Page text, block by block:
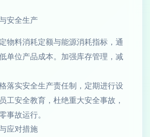
安全生产
物料消耗定额与能源消耗指标，通
单位产品成本。加强库存管理，减
落实安全生产责任制，定期进行设
工安全教育，杜绝重大安全事故，
事故运行。
应对措施